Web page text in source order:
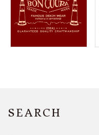
meeting_room ログイン
SEARCH